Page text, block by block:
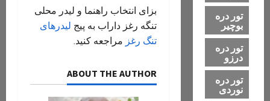
بزای انتخاب راهنما و لیدر محلی
تنگه رغز داراب به پیج لیدرهای
تنگ رغز مراجعه کنید.
ABOUT THE AUTHOR
تور دره
بوچیر
تور دره
درزو
تور دره
نوردی